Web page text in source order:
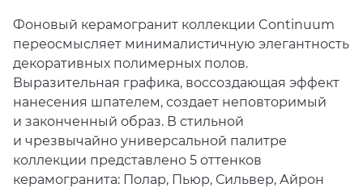
Фоновый керамогранит коллекции Continuum
переосмысляет минималистичную элегантность
декоративных полимерных полов.
Выразительная графика, воссоздающая эффект
нанесения шпателем, создает неповторимый
и законченный образ. В стильной
и чрезвычайно универсальной палитре
коллекции представлено 5 оттенков
керамогранита: Полар, Пьюр, Сильвер, Айрон